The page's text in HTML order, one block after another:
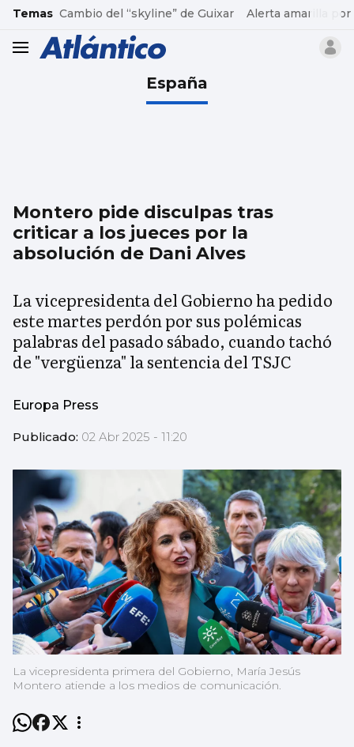
common.go-to-content
Temas Cambio del “skyline” de Guixar Alerta amarilla por
header.menu.open
España
Montero pide disculpas tras
criticar a los jueces por la
absolución de Dani Alves
La vicepresidenta del Gobierno ha pedido
este martes perdón por sus polémicas
palabras del pasado sábado, cuando tachó
de "vergüenza" la sentencia del TSJC
Europa Press
Publicado: 02 Abr 2025 - 11:20
La vicepresidenta primera del Gobierno, María Jesús
Montero atiende a los medios de comunicación.